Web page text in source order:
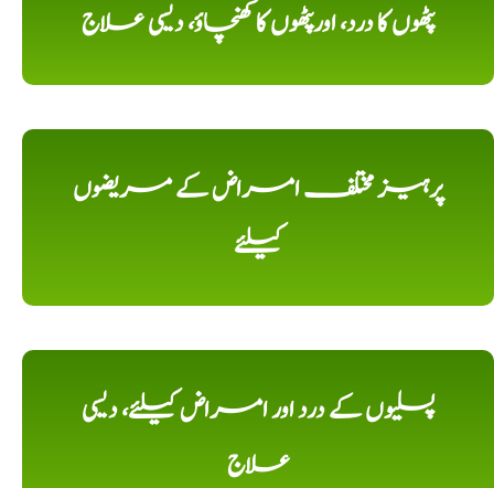
پٹھوں کا درد، اورپٹھوں کا کھنچاؤ، دیسی علاج
پرہیز مختلف امراض کے مریضوں
کیلئے
پسلیوں کے درد اور امراض کیلئے، دیسی
علاج